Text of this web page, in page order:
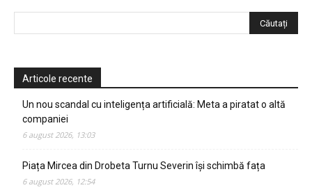
Articole recente
Un nou scandal cu inteligența artificială: Meta a piratat o altă
companiei
6 august 2026, 13:03
Piața Mircea din Drobeta Turnu Severin își schimbă fața
6 august 2026, 12:54